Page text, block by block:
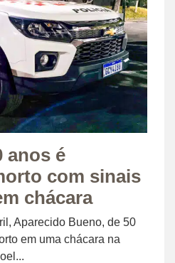
anos é
com sinais
chácara
Aparecido Bueno, de 50
em uma chácara na